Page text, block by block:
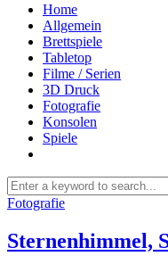
Home
Allgemein
Brettspiele
Tabletop
Filme / Serien
3D Druck
Fotografie
Konsolen
Spiele
Fotografie
Sternenhimmel,